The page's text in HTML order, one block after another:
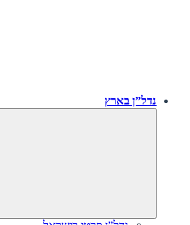
נדל”ן בארץ